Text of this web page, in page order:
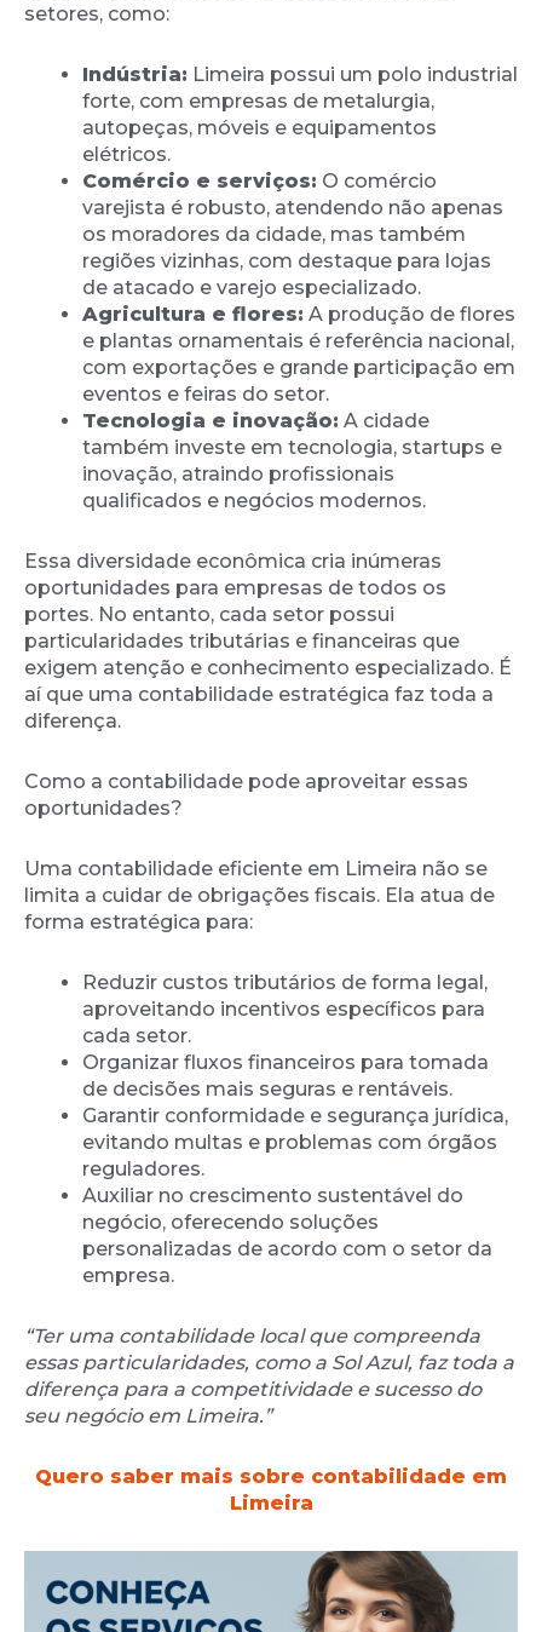
setores, como:
Indústria: Limeira possui um polo industrial
forte, com empresas de metalurgia,
autopeças, móveis e equipamentos
elétricos.
Comércio e serviços: O comércio
varejista é robusto, atendendo não apenas
os moradores da cidade, mas também
regiões vizinhas, com destaque para lojas
de atacado e varejo especializado.
Agricultura e flores: A produção de flores
e plantas ornamentais é referência nacional,
com exportações e grande participação em
eventos e feiras do setor.
Tecnologia e inovação: A cidade
também investe em tecnologia, startups e
inovação, atraindo profissionais
qualificados e negócios modernos.
Essa diversidade econômica cria inúmeras
oportunidades para empresas de todos os
portes. No entanto, cada setor possui
particularidades tributárias e financeiras que
exigem atenção e conhecimento especializado. É
aí que uma contabilidade estratégica faz toda a
diferença.
Como a contabilidade pode aproveitar essas
oportunidades?
Uma contabilidade eficiente em Limeira não se
limita a cuidar de obrigações fiscais. Ela atua de
forma estratégica para:
Reduzir custos tributários de forma legal,
aproveitando incentivos específicos para
cada setor.
Organizar fluxos financeiros para tomada
de decisões mais seguras e rentáveis.
Garantir conformidade e segurança jurídica,
evitando multas e problemas com órgãos
reguladores.
Auxiliar no crescimento sustentável do
negócio, oferecendo soluções
personalizadas de acordo com o setor da
empresa.
“Ter uma contabilidade local que compreenda
essas particularidades, como a Sol Azul, faz toda a
diferença para a competitividade e sucesso do
seu negócio em Limeira.”
Quero saber mais sobre contabilidade em
Limeira